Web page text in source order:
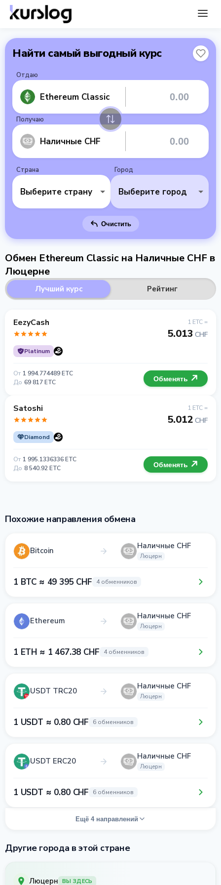
Найти самый выгодный курс
Отдаю
Ethereum Classic
Получаю
Наличные CHF
Страна
Выберите страну
Город
Выберите город
Очистить
Обмен Ethereum Classic на Наличные CHF в
Люцерне
Лучший курс Рейтинг
EezyCash
Platinum
1 ETC =
5.013 CHF
От 1 994.774489 ETC
До 69 817 ETC Обменять
Satoshi
Diamond
1 ETC =
5.012 CHF
От 1 995.1336336 ETC
До 8 540.92 ETC Обменять
Похожие направления обмена
Bitcoin Наличные CHF
Люцерн
1 BTC ≈ 49 395 CHF 4 обменников
Ethereum Наличные CHF
Люцерн
1 ETH ≈ 1 467.38 CHF 4 обменников
USDT TRC20 Наличные CHF
Люцерн
1 USDT ≈ 0.80 CHF 6 обменников
USDT ERC20 Наличные CHF
Люцерн
1 USDT ≈ 0.80 CHF 6 обменников
Ещё 4 направлений
Другие города в этой стране
Люцерн ВЫ ЗДЕСЬ